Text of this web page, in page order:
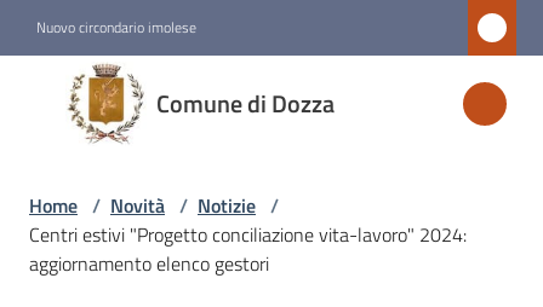
Nuovo circondario imolese
Comune di Dozza
Comune
di
Dozza
Amministrazione
Home / Novità / Notizie /
Centri estivi "Progetto conciliazione vita-lavoro" 2024:
aggiornamento elenco gestori